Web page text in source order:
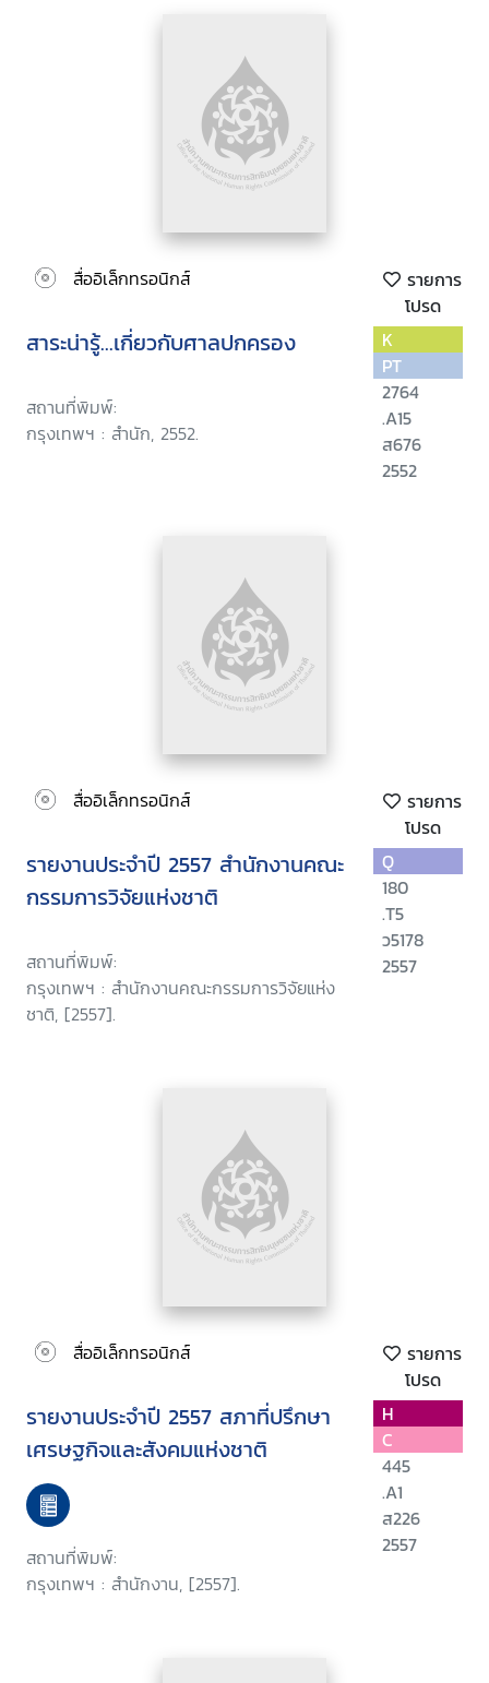
สื่ออิเล็กทรอนิกส์
รายการ
โปรด
สาระน่ารู้...เกี่ยวกับศาลปกครอง
สถานที่พิมพ์:
กรุงเทพฯ : สำนัก, 2552.
K
PT
2764
.A15
ส676
2552
สื่ออิเล็กทรอนิกส์
รายการ
โปรด
รายงานประจำปี 2557 สำนักงานคณะ
กรรมการวิจัยแห่งชาติ
สถานที่พิมพ์:
กรุงเทพฯ : สำนักงานคณะกรรมการวิจัยแห่ง
ชาติ, [2557].
Q
180
.T5
ว5178
2557
สื่ออิเล็กทรอนิกส์
รายการ
โปรด
รายงานประจำปี 2557 สภาที่ปรึกษา
เศรษฐกิจและสังคมแห่งชาติ
สถานที่พิมพ์:
กรุงเทพฯ : สำนักงาน, [2557].
H
C
445
.A1
ส226
2557